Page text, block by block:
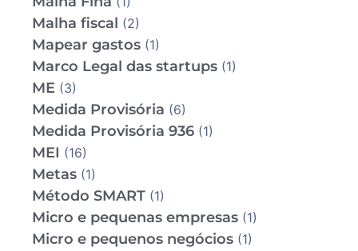
Malha fiscal (2)
Mapear gastos (1)
Marco Legal das startups (1)
ME (3)
Medida Provisória (6)
Medida Provisória 936 (1)
MEI (16)
Metas (1)
Método SMART (1)
Micro e pequenas empresas (1)
Micro e pequenos negócios (1)